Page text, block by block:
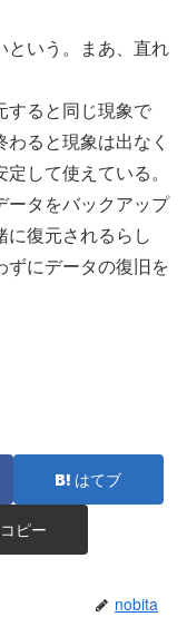
という。まあ、直れ
すると同じ現象で
ると現象は出なく
して使えている。
ータをバックアップ
に復元されるらし
ずにデータの復旧を
はてブ
コピー
nobita